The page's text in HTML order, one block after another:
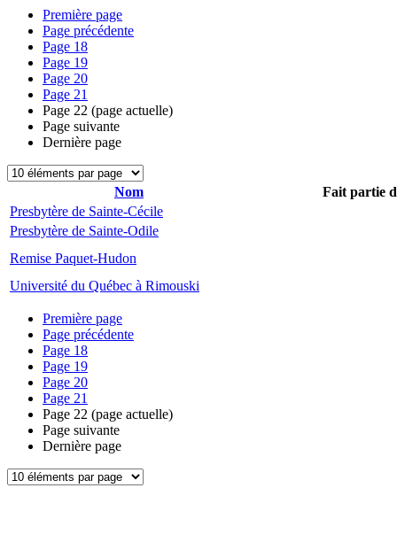
Première page
Page précédente
Page 18
Page 19
Page 20
Page 21
Page 22 (page actuelle)
Page suivante
Dernière page
Nom
Fait partie
Presbytère de Sainte-Cécile
Presbytère de Sainte-Odile
Remise Paquet-Hudon
Université du Québec à Rimouski
Première page
Page précédente
Page 18
Page 19
Page 20
Page 21
Page 22 (page actuelle)
Page suivante
Dernière page